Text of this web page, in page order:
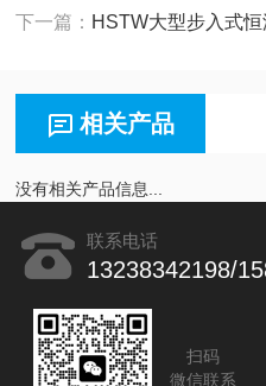
下一篇： HSTW大型步入式
相关产品
没有相关产品信息...
联系电话
13238342198/
扫码
微信联系